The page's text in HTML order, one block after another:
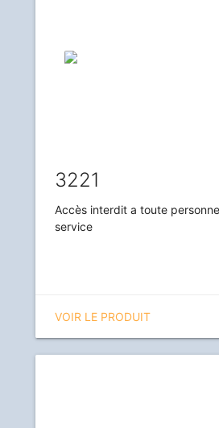
3221
Accès interdit a toute
service
VOIR LE PRODUIT